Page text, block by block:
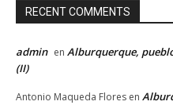
RECENT COMMENTS
admin en Alburquerque,
(II)
Antonio Maqueda Flores en